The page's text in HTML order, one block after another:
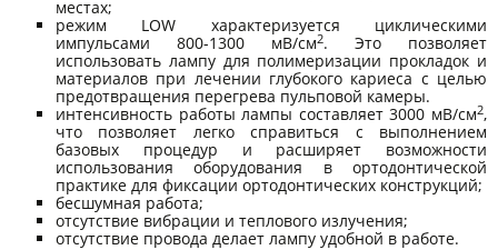
местах;
режим LOW характеризуется циклическими
импульсами 800-1300 мВ/см2. Это позволяет
использовать лампу для полимеризации прокладок и
материалов при лечении глубокого кариеса с целью
предотвращения перегрева пульповой камеры.
интенсивность работы лампы составляет 3000 мВ/см2,
что позволяет легко справиться с выполнением
базовых процедур и расширяет возможности
использования оборудования в ортодонтической
практике для фиксации ортодонтических конструкций;
бесшумная работа;
отсутствие вибрации и теплового излучения;
отсутствие провода делает лампу удобной в работе.